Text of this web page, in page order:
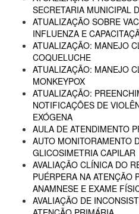
SECRETARIA MUNICIPAL
ATUALIZAÇÃO SOBRE
INFLUENZA E
ATUALIZAÇÃO: MANEJO
COQUELUCHE
ATUALIZAÇÃO: MANEJO
MONKEYPOX
ATUALIZAÇÃO:
NOTIFICAÇÕES DE
EXÓGENA
AULA DE ATENDIMENTO
AUTO MONITORAMENTO
GLICOSIMETRIA CAPILAR
AVALIAÇÃO CLÍNICA DO
PUÉRPERA NA ATENÇÃO
ANAMNESE E EXAME
AVALIAÇÃO DE